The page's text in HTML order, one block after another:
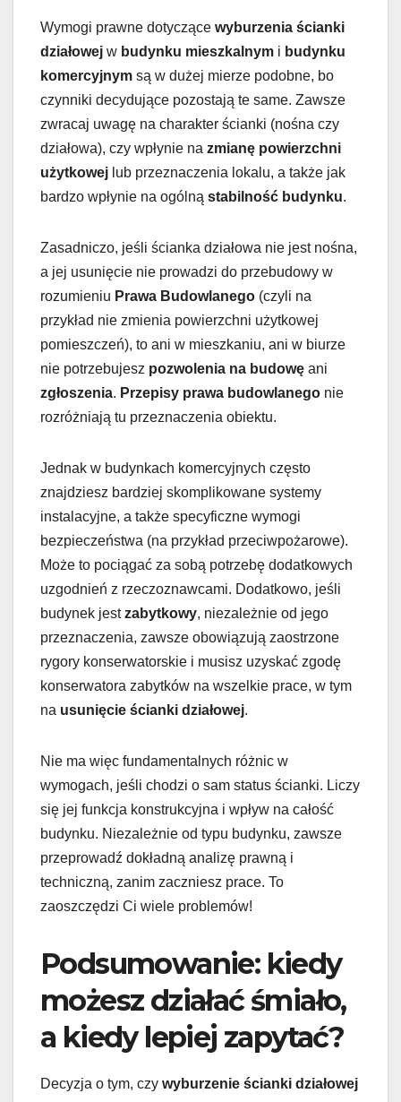
Wymogi prawne dotyczące wyburzenia ścianki
działowej w budynku mieszkalnym i budynku
komercyjnym są w dużej mierze podobne, bo
czynniki decydujące pozostają te same. Zawsze
zwracaj uwagę na charakter ścianki (nośna czy
działowa), czy wpłynie na zmianę powierzchni
użytkowej lub przeznaczenia lokalu, a także jak
bardzo wpłynie na ogólną stabilność budynku.
Zasadniczo, jeśli ścianka działowa nie jest nośna,
a jej usunięcie nie prowadzi do przebudowy w
rozumieniu Prawa Budowlanego (czyli na
przykład nie zmienia powierzchni użytkowej
pomieszczeń), to ani w mieszkaniu, ani w biurze
nie potrzebujesz pozwolenia na budowę ani
zgłoszenia. Przepisy prawa budowlanego nie
rozróżniają tu przeznaczenia obiektu.
Jednak w budynkach komercyjnych często
znajdziesz bardziej skomplikowane systemy
instalacyjne, a także specyficzne wymogi
bezpieczeństwa (na przykład przeciwpożarowe).
Może to pociągać za sobą potrzebę dodatkowych
uzgodnień z rzeczoznawcami. Dodatkowo, jeśli
budynek jestzabytkowy, niezależnie od jego
przeznaczenia, zawsze obowiązują zaostrzone
rygory konserwatorskie i musisz uzyskać zgodę
konserwatora zabytków na wszelkie prace, w tym
na usunięcie ścianki działowej.
Nie ma więc fundamentalnych różnic w
wymogach, jeśli chodzi o sam status ścianki. Liczy
się jej funkcja konstrukcyjna i wpływ na całość
budynku. Niezależnie od typu budynku, zawsze
przeprowadź dokładną analizę prawną i
techniczną, zanim zaczniesz prace. To
zaoszczędzi Ci wiele problemów!
Podsumowanie: kiedy
możesz działać śmiało,
a kiedy lepiej zapytać?
Decyzja o tym, czy wyburzenie ścianki działowej